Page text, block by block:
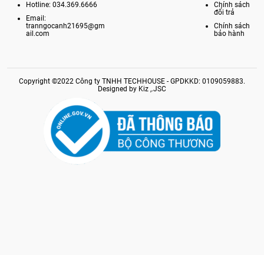
Hotline: 034.369.6666
Email:
tranngocanh21695@gm
ail.com
Chính sách
đổi trả
Chính sách
bảo hành
Copyright ©2022 Công ty TNHH TECHHOUSE - GPDKKD: 0109059883.
Designed by Kiz ,.JSC